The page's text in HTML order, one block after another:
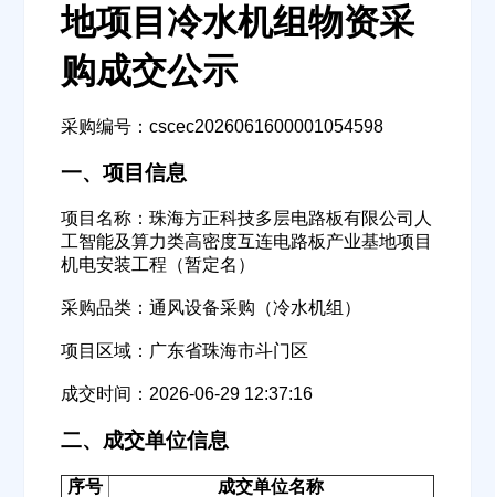
地项目冷水机组物资采
购成交公示
采购编号：cscec2026061600001054598
一、项目信息
项目名称：珠海方正科技多层电路板有限公司人
工智能及算力类高密度互连电路板产业基地项目
机电安装工程（暂定名）
采购品类：通风设备采购（冷水机组）
项目区域：广东省珠海市斗门区
成交时间：2026-06-29 12:37:16
二、成交单位信息
序号
成交单位名称